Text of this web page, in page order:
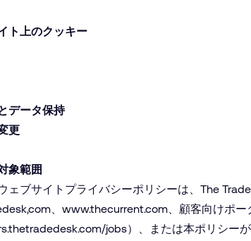
ト上のクッキー
データ保持
更
象範囲
ェブサイトプライバシーポリシーは、The
、www​.the​cur​rent​.com、顧客向けポ
jobs）、または本ポリシー